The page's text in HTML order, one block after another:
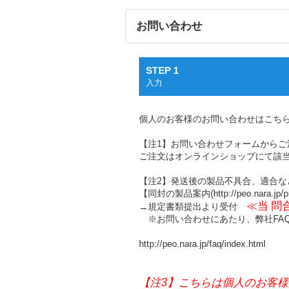
お問い合わせ
STEP 1
入力
個人のお客様のお問い合わせはこち
【注1】お問い合わせフォームから
ご注文はオンラインショップにて該
【注2】発送後の製品不具合、適合
【同封の製品案内(http://
→規定書類提出より受付 ≪当 問
※お問い合わせにあたり、弊社
http://peo.nara.jp/faq/index.html
【注3】こちらは個人のお客